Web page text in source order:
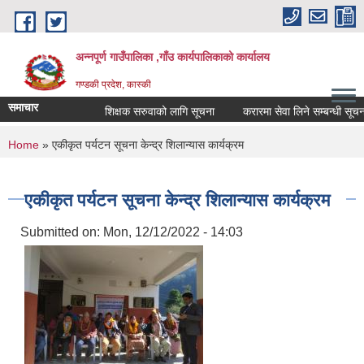
Skip to main content
अन्नपूर्ण गाउँपालिका ,गाँउ कार्यपालिकाको कार्यालय
गण्डकी प्रदेश, कास्की
समाचार शिक्षक सरुवाको लागि सूचना करारमा सेवा लिने सम्बन्धी सूचना ।
You are here
Home » एकीकृत पर्यटन सूचना केन्द्र शिलान्यास कार्यक्रम
एकीकृत पर्यटन सूचना केन्द्र शिलान्यास कार्यक्रम
Submitted on: Mon, 12/12/2022 - 14:03